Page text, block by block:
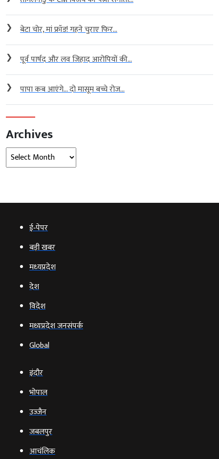
❯ बेटा चोर, मां फ्रॉड! गहने चुराए फिर...
❯ पूर्व पार्षद और लव जिहाद आरोपियों की...
❯ पापा कब आएंगे… दो मासूम बच्चे रोज...
Archives
Archives
ई‑पेपर
बड़ी खबर
मध्‍यप्रदेश
देश
विदेश
मध्यप्रदेश जनसंपर्क
Global
इंदौर
भोपाल
उज्‍जैन
जबलपुर
आचंलिक